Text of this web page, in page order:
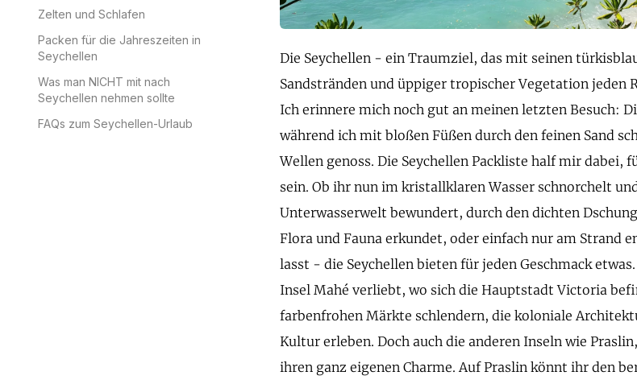
Zelten und Schlafen
Packen für die Jahreszeiten in
Seychellen
Was man NICHT mit nach
Seychellen nehmen sollte
FAQs zum Seychellen-Urlaub
Die Seychellen - ein Traumziel, das mit seinen
Sandstränden und üppiger tropischer Vegetation jeden
Ich erinnere mich noch gut an meinen letzten Besuch:
während ich mit bloßen Füßen durch den feinen Sand
Wellen genoss. Die Seychellen Packliste half mir dabei,
sein. Ob ihr nun im kristallklaren Wasser schnorchelt
Unterwasserwelt bewundert, durch den dichten
Flora und Fauna erkundet, oder einfach nur am Strand
lasst - die Seychellen bieten für jeden Geschmack
Insel Mahé verliebt, wo sich die Hauptstadt Victoria
farbenfrohen Märkte schlendern, die koloniale
Kultur erleben. Doch auch die anderen Inseln wie
ihren ganz eigenen Charme. Auf Praslin könnt ihr den